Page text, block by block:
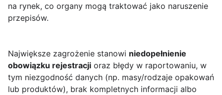
na rynek, co organy mogą traktować jako naruszenie
przepisów.
Największe zagrożenie stanowi niedopełnienie
obowiązku rejestracji oraz błędy w raportowaniu, w
tym niezgodność danych (np. masy/rodzaje opakowań
lub produktów), brak kompletnych informacji albo